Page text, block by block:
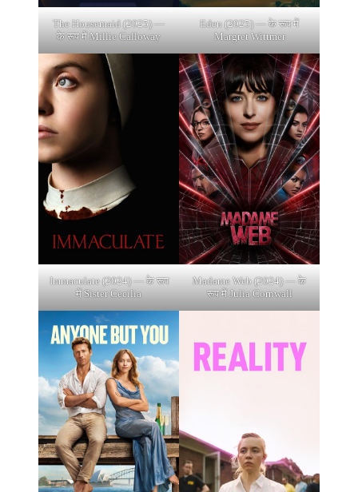
The Housemaid (2025) —
के रूप में Millie Calloway
Eden (2025) — के रूप में
Margret Wittmer
Immaculate (2024) — के रूप
में Sister Cecilia
Madame Web (2024) — के
रूप में Julia Cornwall